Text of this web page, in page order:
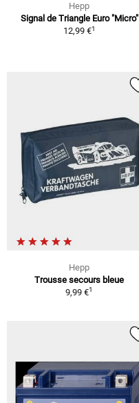
Hepp
Signal de Triangle Euro "Micro"
12,99 €1
Hepp
Trousse secours bleue
9,99 €1